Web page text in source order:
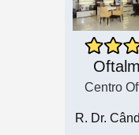
Centro
R. Dr.